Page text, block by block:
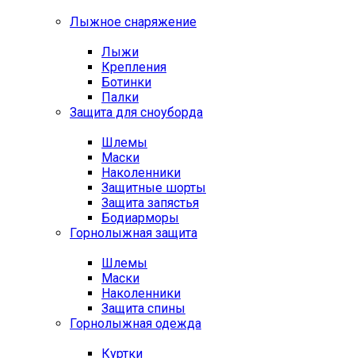
Лыжное снаряжение
Лыжи
Крепления
Ботинки
Палки
Защита для сноуборда
Шлемы
Маски
Наколенники
Защитные шорты
Защита запястья
Бодиарморы
Горнолыжная защита
Шлемы
Маски
Наколенники
Защита спины
Горнолыжная одежда
Куртки